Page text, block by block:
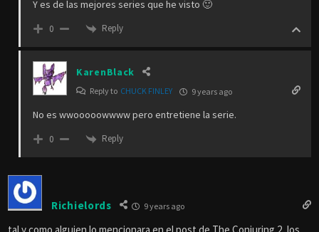
Y es de las mejores series que he visto 🙂
0 Reply
KarenBlack
Reply to CHUCK FINLEY 9 years ago
No es wwooooowwww pero entretiene la serie.
0 Reply
Richielords 9 years ago